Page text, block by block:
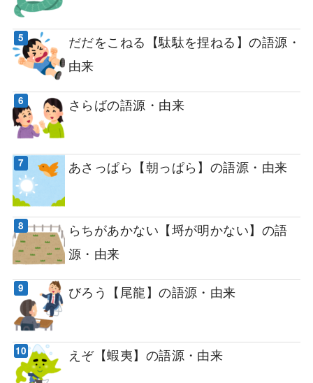
だだをこねる【駄駄を捏ねる】の語源・
由来
さらばの語源・由来
あさっぱら【朝っぱら】の語源・由来
らちがあかない【埒が明かない】の語
源・由来
びろう【尾龍】の語源・由来
えぞ【蝦夷】の語源・由来